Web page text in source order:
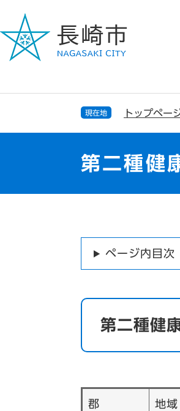
ジ
で
ュ
ば
現在地 トップペー
第二種健
ページ内目次
第二種健
郡 地域